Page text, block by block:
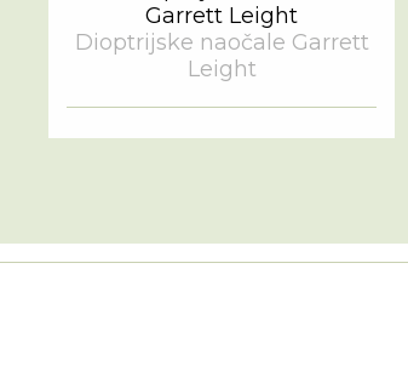
Dioptrijske naočale Garrett
Leight